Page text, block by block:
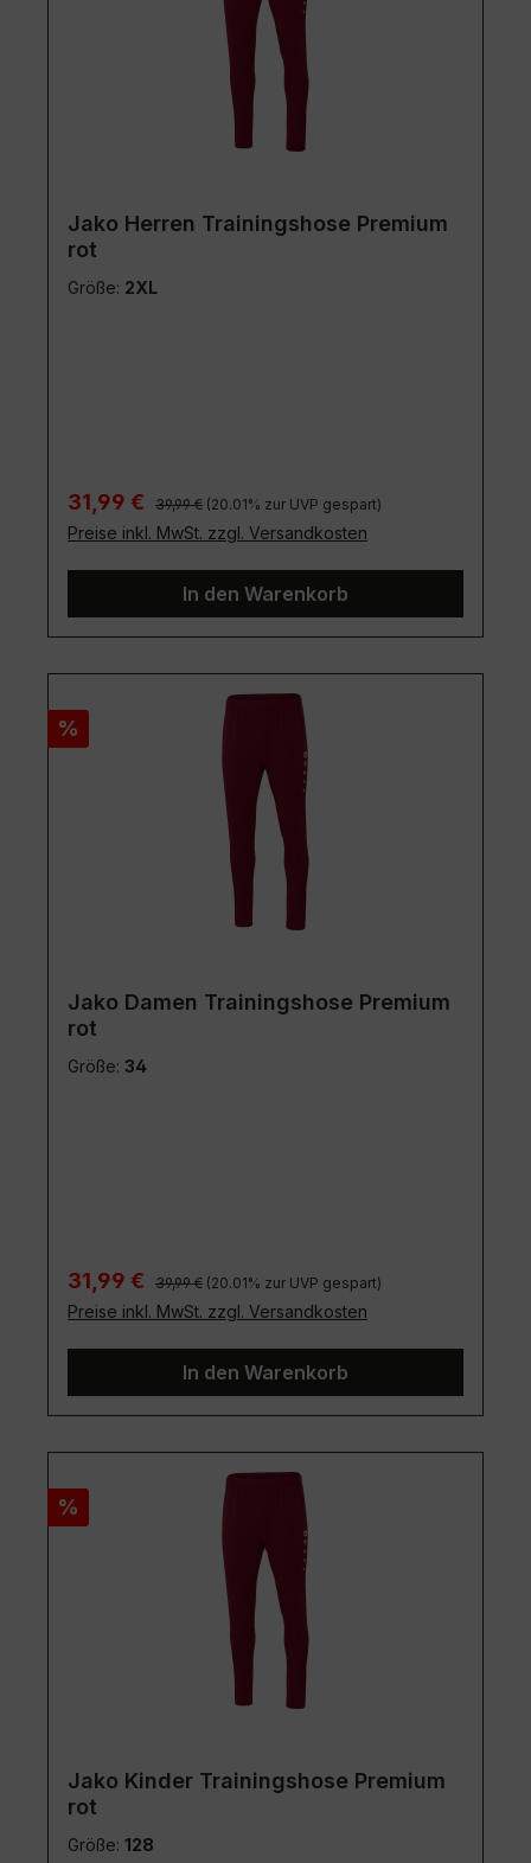
Jako Herren Trainingshose Premium
rot
Größe: 2XL
Verkaufspreis:
31,99 € Regulärer Preis:
39,99 € (20.01% zur UVP gespart)
Preise inkl. MwSt. zzgl. Versandkosten
In den Warenkorb
Rabatt
%
Jako Damen Trainingshose Premium
rot
Größe: 34
Verkaufspreis:
31,99 € Regulärer Preis:
39,99 € (20.01% zur UVP gespart)
Preise inkl. MwSt. zzgl. Versandkosten
In den Warenkorb
Rabatt
%
Jako Kinder Trainingshose Premium
rot
Größe: 128